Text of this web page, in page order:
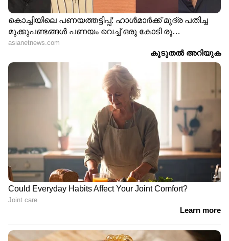
Read more:അന്ന് ദ്രാവിഡിനത് സാധിച്ചില്ല!
ഇന്ന് രോഹിത് പറയുന്നു, ഇത്തവണ
സാധ്യമാവും; കോച്ചിനെ പ്രകീര്‍ത്തിച്ച്
നായകന്‍
ഇതിൽ പരാതികളുയർന്നു. ഇതിൽ ഇടപെട്ട
നെഹ്റു അന്നത്തെ ക്രിക്കറ്റ് അഡ്മിനിസ്ട്രേറ്റർ
എംഎ ചിദംബരത്തിന് ഇങ്ങനെയെഴുതി,
'ക്രിക്കറ്റ് എന്ന വാക്കിനുതന്നെ ഇംഗ്ലീഷിൽ നല്ല
സ്പോർട്സ്മാൻഷിപ്പെന്നാണ് അർത്ഥം. ആ
സ്പിരിറ്റിലാണ് ക്രിക്കറ്റ് കളിക്കേണ്ടത്.
തീർച്ചയായും നമ്മൾ ജയിക്കാനാണ്
കളിക്കുന്നത്. അതിനുവേണ്ടി പരമാവധി
അതിലൊക്കെ ഉപരിയായി നമ്മൾ ക്രിക്കറ്റ്